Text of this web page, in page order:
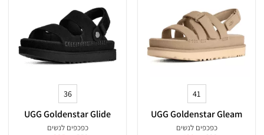
41
UGG Goldenstar Gleam
כפכפים לנשים
36
UGG Goldenstar Glide
כפכפים לנשים